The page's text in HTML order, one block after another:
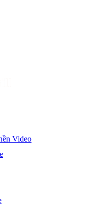
Video